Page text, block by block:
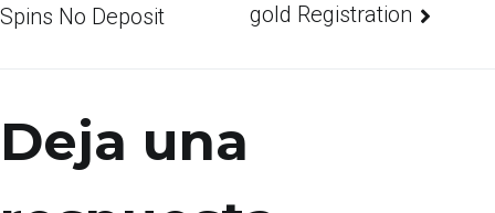
Spins No Deposit
gold Registration
Deja una